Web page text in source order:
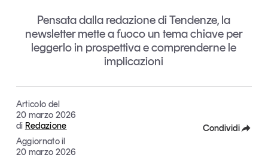
Sostenibilità
Grandi temi
Articoli
Opinioni
Dossier
Il Numero
Interviste
Tutti gli studi e le ricerche
Pensata dalla redazione di Tendenze, la
newsletter mette a fuoco un tema chiave per
leggerlo in prospettiva e comprenderne le
implicazioni
Articolo del
20 marzo 2026
di Redazione
Aggiornato il
20 marzo 2026
Condividi